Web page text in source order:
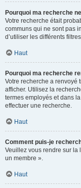
Pourquoi ma recherche
Votre recherche était
communs qui ne sont pas
d’utiliser les différents
Haut
Pourquoi ma recherche
Votre recherche a renvoyé
afficher. Utilisez la
termes employés et dans
effectuer une recherche.
Haut
Comment puis-je
Veuillez vous rendre sur la
un membre ».
Haut